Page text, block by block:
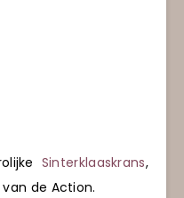
Sinterklaaskrans,
de Action.